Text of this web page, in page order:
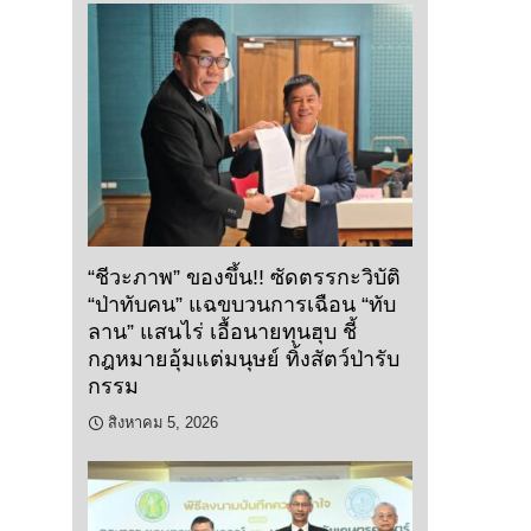
“ชีวะภาพ” ของขึ้น!! ซัดตรรกะวิบัติ
“ป่าทับคน” แฉขบวนการเฉือน “ทับ
ลาน” แสนไร่ เอื้อนายทุนฮุบ ชี้
กฎหมายอุ้มแต่มนุษย์ ทิ้งสัตว์ป่ารับ
กรรม
สิงหาคม 5, 2026